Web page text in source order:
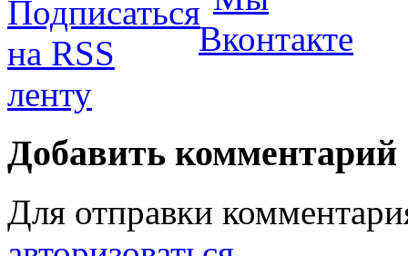
Добавить комментарий
Для отправки